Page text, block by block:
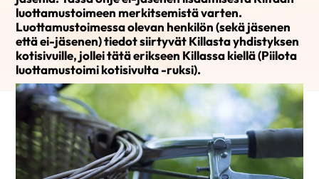
luottamustoimeen merkitsemistä varten.
Luottamustoimessa olevan henkilön (sekä jäsenen
että ei-jäsenen) tiedot siirtyvät Killasta yhdistyksen
kotisivuille, jollei tätä erikseen Killassa kiellä (Piilota
luottamustoimi kotisivulta -ruksi).